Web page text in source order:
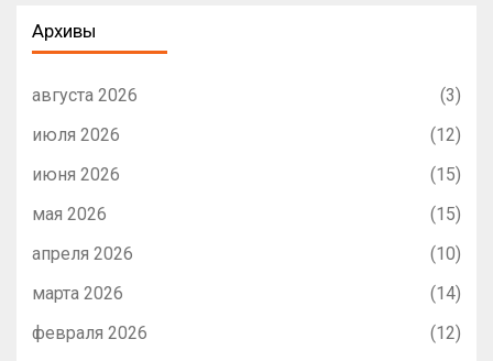
Архивы
августа 2026
(3)
июля 2026
(12)
июня 2026
(15)
мая 2026
(15)
апреля 2026
(10)
марта 2026
(14)
февраля 2026
(12)